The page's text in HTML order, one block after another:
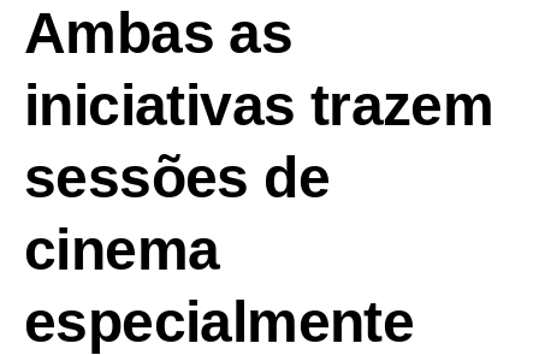
Ambas as
iniciativas trazem
sessões de
cinema
especialmente